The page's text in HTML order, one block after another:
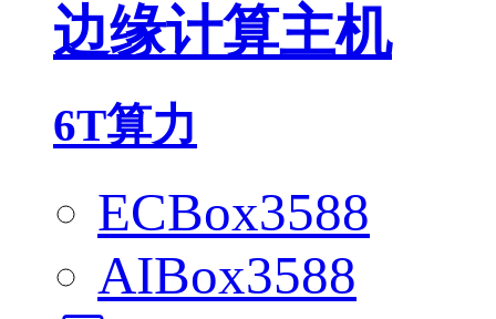
边缘计算主机
6T算力
ECBox3588
AIBox3588